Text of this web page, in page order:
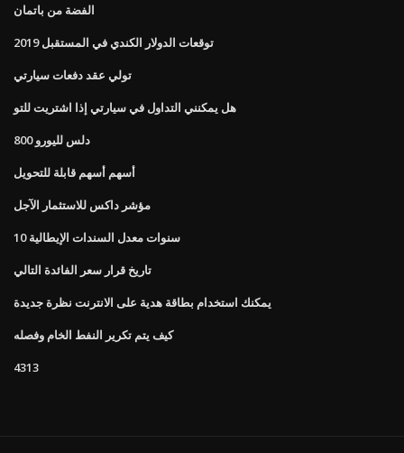
الفضة من باتمان
توقعات الدولار الكندي في المستقبل 2019
تولي عقد دفعات سيارتي
هل يمكنني التداول في سيارتي إذا اشتريت للتو
800 دلس لليورو
أسهم أسهم قابلة للتحويل
مؤشر داكس للاستثمار الآجل
10 سنوات معدل السندات الإيطالية
تاريخ قرار سعر الفائدة التالي
يمكنك استخدام بطاقة هدية على الانترنت نظرة جديدة
كيف يتم تكرير النفط الخام وفصله
4313